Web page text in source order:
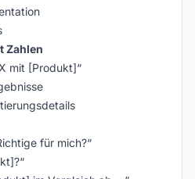
Zahlen
mit [Produkt]“
für mich?“